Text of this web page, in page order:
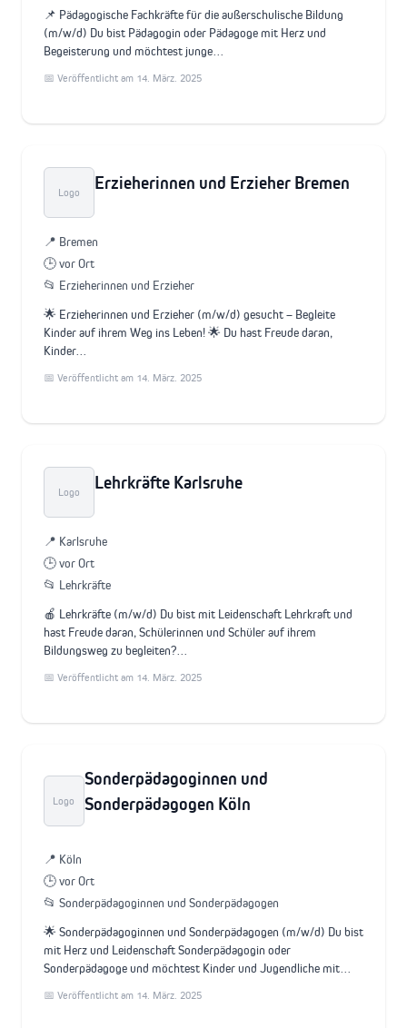
📌 Pädagogische Fachkräfte für die außerschulische Bildung
(m/w/d) Du bist Pädagogin oder Pädagoge mit Herz und
Begeisterung und möchtest junge…
📅 Veröffentlicht am 14. März. 2025
Logo Erzieherinnen und Erzieher Bremen
📍 Bremen
🕒 vor Ort
📂 Erzieherinnen und Erzieher
🌟 Erzieherinnen und Erzieher (m/w/d) gesucht – Begleite
Kinder auf ihrem Weg ins Leben! 🌟 Du hast Freude daran,
Kinder…
📅 Veröffentlicht am 14. März. 2025
Logo Lehrkräfte Karlsruhe
📍 Karlsruhe
🕒 vor Ort
📂 Lehrkräfte
🍎 Lehrkräfte (m/w/d) Du bist mit Leidenschaft Lehrkraft und
hast Freude daran, Schülerinnen und Schüler auf ihrem
Bildungsweg zu begleiten?…
📅 Veröffentlicht am 14. März. 2025
Logo
Sonderpädagoginnen und
Sonderpädagogen Köln
📍 Köln
🕒 vor Ort
📂 Sonderpädagoginnen und Sonderpädagogen
🌟 Sonderpädagoginnen und Sonderpädagogen (m/w/d) Du bist
mit Herz und Leidenschaft Sonderpädagogin oder
Sonderpädagoge und möchtest Kinder und Jugendliche mit…
📅 Veröffentlicht am 14. März. 2025